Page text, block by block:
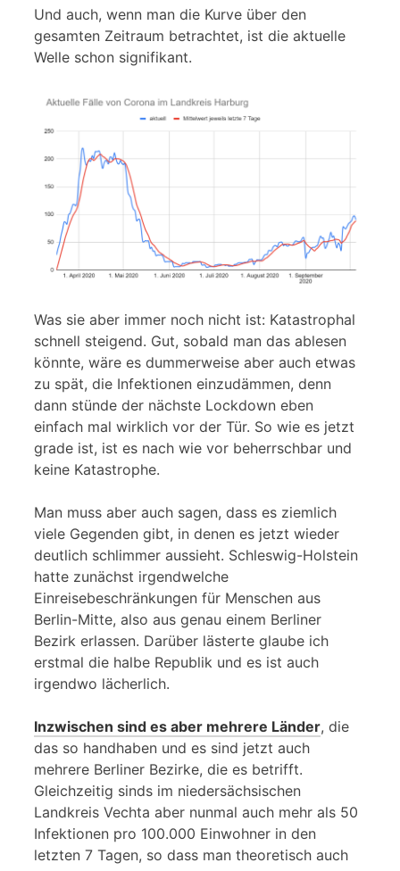
Und auch, wenn man die Kurve über den
gesamten Zeitraum betrachtet, ist die aktuelle
Welle schon signifikant.
Was sie aber immer noch nicht ist: Katastrophal
schnell steigend. Gut, sobald man das ablesen
könnte, wäre es dummerweise aber auch etwas
zu spät, die Infektionen einzudämmen, denn
dann stünde der nächste Lockdown eben
einfach mal wirklich vor der Tür. So wie es jetzt
grade ist, ist es nach wie vor beherrschbar und
keine Katastrophe.
Man muss aber auch sagen, dass es ziemlich
viele Gegenden gibt, in denen es jetzt wieder
deutlich schlimmer aussieht. Schleswig-Holstein
hatte zunächst irgendwelche
Einreisebeschränkungen für Menschen aus
Berlin-Mitte, also aus genau einem Berliner
Bezirk erlassen. Darüber lästerte glaube ich
erstmal die halbe Republik und es ist auch
irgendwo lächerlich.
Inzwischen sind es aber mehrere Länder, die
das so handhaben und es sind jetzt auch
mehrere Berliner Bezirke, die es betrifft.
Gleichzeitig sinds im niedersächsischen
Landkreis Vechta aber nunmal auch mehr als 50
Infektionen pro 100.000 Einwohner in den
letzten 7 Tagen, so dass man theoretisch auch